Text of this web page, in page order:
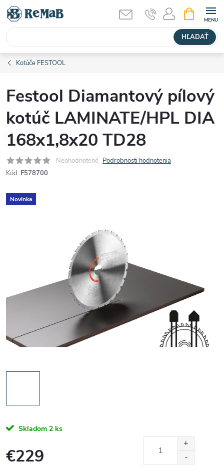
Prejsť
obsah
HĽADAŤ
KOŠÍK
Kotúče FESTOOL
Festool Diamantový pílový
kotúč LAMINATE/HPL DIA
168x1,8x20 TD28
Neohodnotené Podrobnosti hodnotenia
Kód: F578700
Novinka
Skladom 2 ks
€229